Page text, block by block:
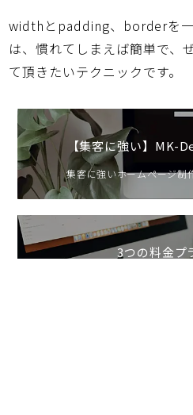
widthとpadding、borderを
は、慣れてしまえば簡単で、
て頂きたいテクニックです。
【集客に強い】MK-
集客に強いホームページ制
3つの料金プ